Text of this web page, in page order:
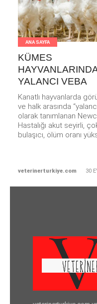
ANA SAYFA
KÜMES
YALANCI VEBA
Kanatlı hayvanlarda
ve halk arasında
olarak tanımlanan
Hastalığı akut seyirli,
bulaşıcı, ölüm oranı
veterinerturkiye.com 30